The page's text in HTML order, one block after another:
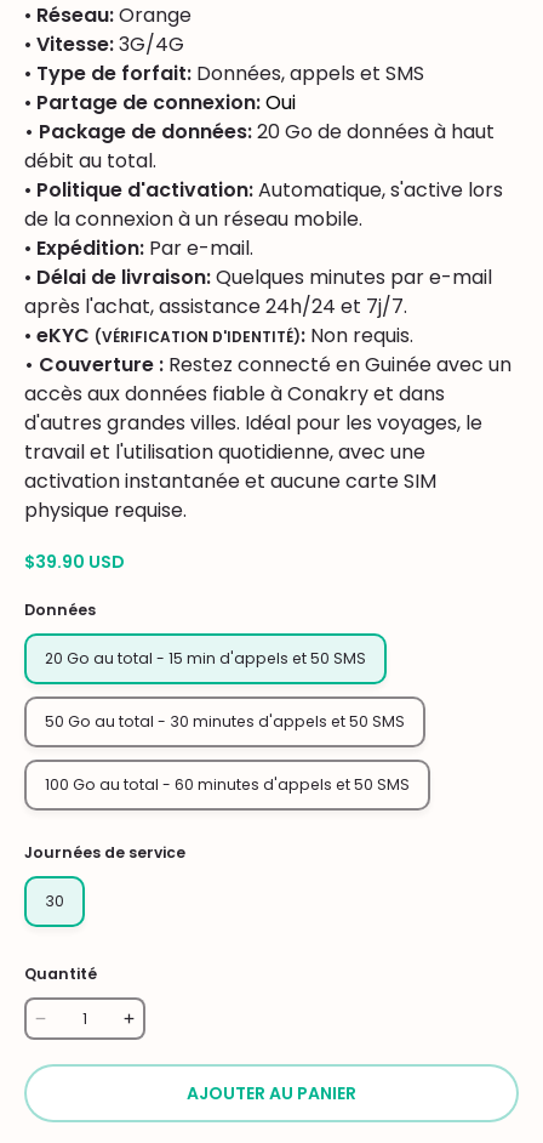
• Réseau:Orange
• Vitesse:3G/4G
• Type de forfait: Données, appels et SMS
• Partage de connexion:Oui
• Package de données:20 Go de données à haut
débit au total.
• Politique d'activation:Automatique, s'active lors
de la connexion à un réseau mobile.
• Expédition: Par e-mail.
• Délai de livraison:Quelques minutes par e-mail
après l'achat, assistance 24h/24 et 7j/7.
• eKYC (VÉRIFICATION D'IDENTITÉ): Non requis.
• Couverture : Restez connecté en Guinée avec un
accès aux données fiable à Conakry et dans
d'autres grandes villes. Idéal pour les voyages, le
travail et l'utilisation quotidienne, avec une
activation instantanée et aucune carte SIM
physique requise.
$39.90 USD
Données
20 Go au total - 15 min d'appels et 50 SMS
50 Go au total - 30 minutes d'appels et 50 SMS
100 Go au total - 60 minutes d'appels et 50 SMS
Journées de service
30
Quantité
AJOUTER AU PANIER